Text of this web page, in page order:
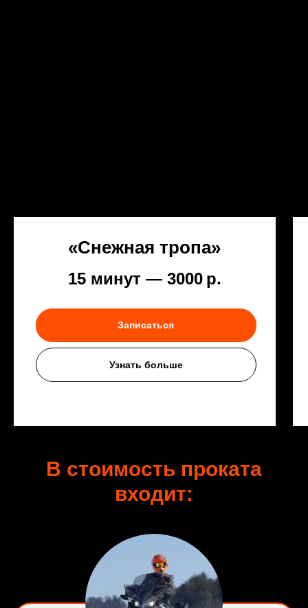
«Снежная тропа»
15 минут — 3000 р.
Записаться
Узнать больше
В стоимость проката
входит: